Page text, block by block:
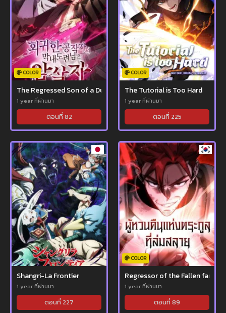
COLOR
The Regressed Son of a Duke Is an Assassin
1 year ที่ผ่านมา
ตอนที่ 82
COLOR
The Tutorial is Too Hard
1 year ที่ผ่านมา
ตอนที่ 225
Shangri-La Frontier
1 year ที่ผ่านมา
ตอนที่ 227
COLOR
Regressor of the Fallen family
1 year ที่ผ่านมา
ตอนที่ 89